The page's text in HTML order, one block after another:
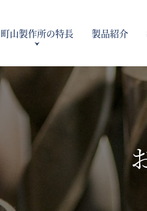
町山製作所の特長
提案型プレス加工 品質管理
製品紹介